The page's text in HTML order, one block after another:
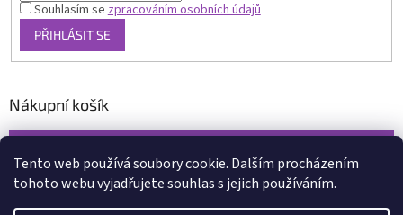
Tento web používá soubory cookie. Dalším procházením
tohoto webu vyjadřujete souhlas s jejich používáním.
Souhlasím sezpracováním osobních údajů
PŘIHLÁSIT SE
Nákupní košík